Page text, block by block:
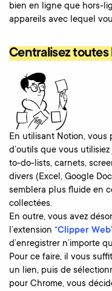
bien en ligne que hors-
appareils avec lequel
Centralisez toutes
En utilisant Notion, vous
d’outils que vous
to-do-lists, carnets,
divers (Excel, Google
semblera plus fluide en
collectées.
En outre, vous avez
l’extension “Clipper Web
d’enregistrer n’importe
Pour ce faire, il vous
un lien, puis de
pour Chrome, vous